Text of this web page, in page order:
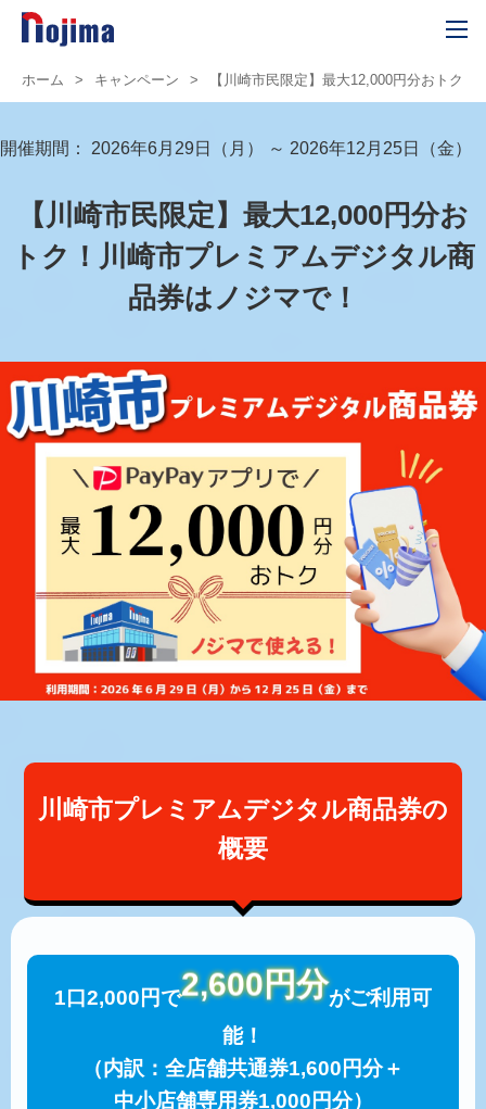
ホーム > キャンペーン > 【川崎市民限定】最大12,000円分おトク
開催期間： 2026年6月29日（月） ～ 2026年12月25日（金）
【川崎市民限定】最大12,000円分お
トク！川崎市プレミアムデジタル商
品券はノジマで！
川崎市プレミアムデジタル商品券の
概要
1口2,000円で2,600円分がご利用可
能！
（内訳：全店舗共通券1,600円分＋
中小店舗専用券1,000円分）